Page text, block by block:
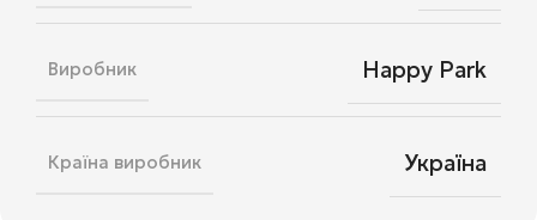
Виробник Happy Park
Країна виробник Україна